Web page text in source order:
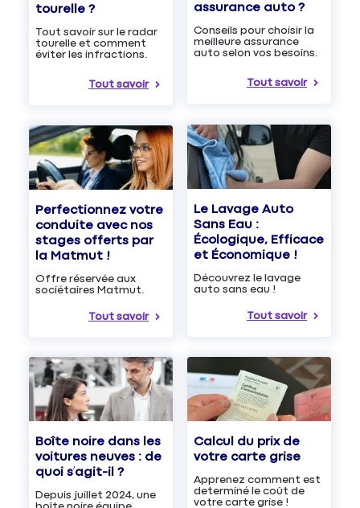
tourelle ?
Tout savoir sur le radar
tourelle et comment
éviter les infractions.
Tout savoir
assurance auto ?
Conseils pour choisir la
meilleure assurance
auto selon vos besoins.
Tout savoir
Perfectionnez votre
conduite avec nos
stages offerts par
la Matmut !
Offre réservée aux
sociétaires Matmut.
Tout savoir
Le Lavage Auto
Sans Eau :
Écologique, Efficace
et Économique !
Découvrez le lavage
auto sans eau !
Tout savoir
Boîte noire dans les
voitures neuves : de
quoi s’agit-il ?
Depuis juillet 2024, une
Calcul du prix de
votre carte grise
Apprenez comment est
determiné le coût de
votre carte grise !